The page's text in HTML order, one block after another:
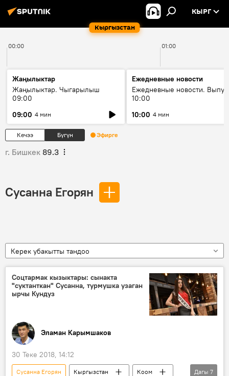
Кыргызстан
КЫРГ
00:00 01:00
Жаңылыктар
Жаңылыктар. Чыгарылыш
09:00
09:00 4 мин
Ежедневные новости
Ежедневные новости.
10:00
10:00 4 мин
Кечээ Бүгүн Эфирге
г. Бишкек 89.3
Сусанна Егорян
Керек убакытты тандоо
Соцтармак кызыктары: сынакта
"суктанткан" Сусанна, турмушка узаган
ырчы Кундуз
Эламан Карымшаков
30 Теке 2018, 14:12
Сусанна Егорян Кыргызстан
Коом
Дагы 7